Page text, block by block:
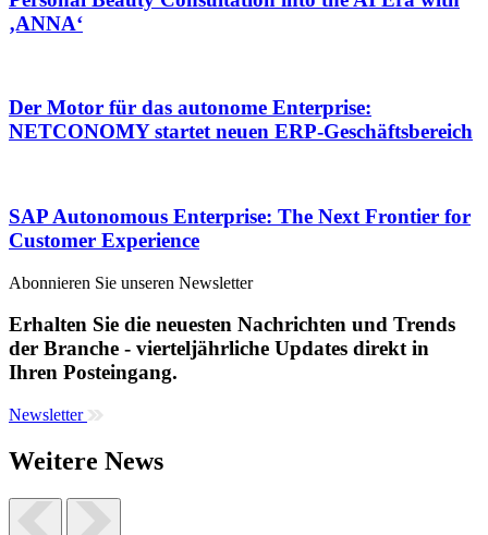
‚ANNA‘
Der Motor für das autonome Enterprise:
NETCONOMY startet neuen ERP-Geschäftsbereich
SAP Autonomous Enterprise: The Next Frontier for
Customer Experience
Abonnieren Sie unseren Newsletter
Erhalten Sie die neuesten Nachrichten und Trends
der Branche - vierteljährliche Updates direkt in
Ihren Posteingang.
Newsletter
Weitere News